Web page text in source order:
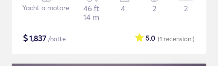
Yacht a motore
46 ft
14 m
4 2 2
$1,837 /notte (1 recensioni)
5.0